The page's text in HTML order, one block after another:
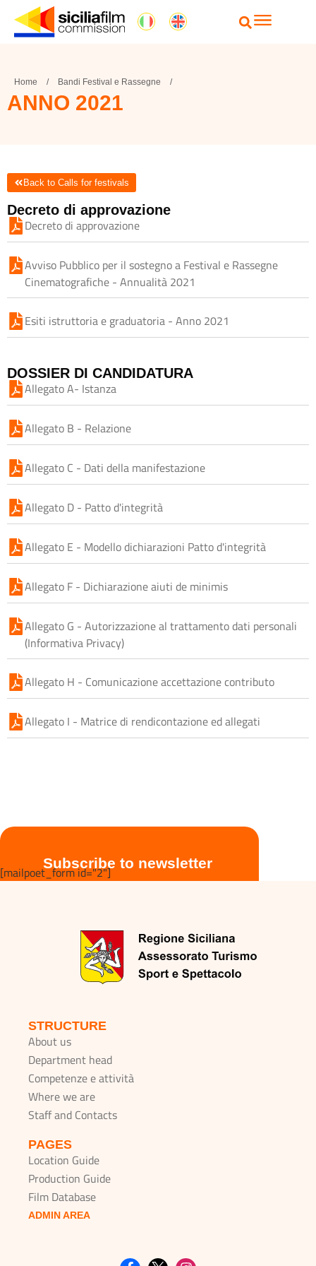
Home / Bandi Festival e Rassegne /
ANNO 2021
Back to Calls for festivals
Decreto di approvazione
Decreto di approvazione
Avviso Pubblico per il sostegno a Festival e Rassegne
Cinematografiche - Annualità 2021
Esiti istruttoria e graduatoria - Anno 2021
DOSSIER DI CANDIDATURA
Allegato A- Istanza
Allegato B - Relazione
Allegato C - Dati della manifestazione
Allegato D - Patto d'integrità
Allegato E - Modello dichiarazioni Patto d'integrità
Allegato F - Dichiarazione aiuti de minimis
Allegato G - Autorizzazione al trattamento dati personali
(Informativa Privacy)
Allegato H - Comunicazione accettazione contributo
Allegato I - Matrice di rendicontazione ed allegati
Subscribe to newsletter
[mailpoet_form id="2"]
STRUCTURE
About us
Department head
Competenze e attività
Where we are
Staff and Contacts
PAGES
Location Guide
Production Guide
Film Database
ADMIN AREA